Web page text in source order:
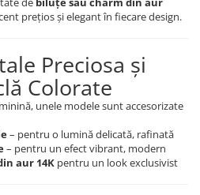
prețios și elegant în fiecare design.
Preciosa și
Colorate
unele modele sunt accesorizate
– pentru o lumină delicată, rafinată
– pentru un efect vibrant, modern
aur 14K pentru un look exclusivist